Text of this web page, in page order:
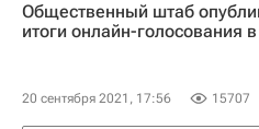
Мосгоризбирком
Общественный штаб
итоги онлайн-голосования
20 сентября 2021, 17:56 15707